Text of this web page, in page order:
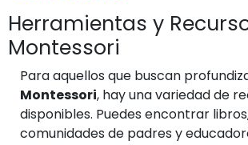
Herramientas y
Montessori
Para aquellos que buscan
Montessori, hay una variedad de
disponibles. Puedes encontrar
comunidades de padres y